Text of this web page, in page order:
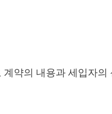
약의 내용과 세입자